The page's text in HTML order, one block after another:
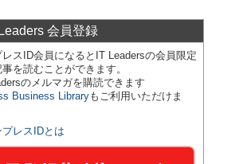
会員登録
スID会員になるとIT Leadersの会員限定
を読むことができます。
のメルマガを購読できます
Business Libraryもご利用いただけま
プレスIDとは